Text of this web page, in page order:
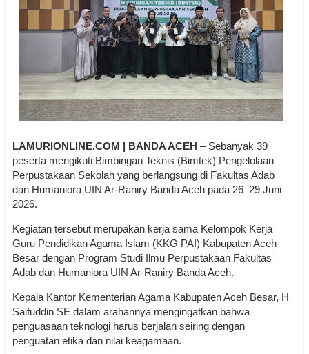
LAMURIONLINE.COM | BANDA ACEH – Sebanyak 39
peserta mengikuti Bimbingan Teknis (Bimtek) Pengelolaan
Perpustakaan Sekolah yang berlangsung di Fakultas Adab
dan Humaniora UIN Ar-Raniry Banda Aceh pada 26–29 Juni
2026.
Kegiatan tersebut merupakan kerja sama Kelompok Kerja
Guru Pendidikan Agama Islam (KKG PAI) Kabupaten Aceh
Besar dengan Program Studi Ilmu Perpustakaan Fakultas
Adab dan Humaniora UIN Ar-Raniry Banda Aceh.
Kepala Kantor Kementerian Agama Kabupaten Aceh Besar, H
Saifuddin SE dalam arahannya mengingatkan bahwa
penguasaan teknologi harus berjalan seiring dengan
penguatan etika dan nilai keagamaan.